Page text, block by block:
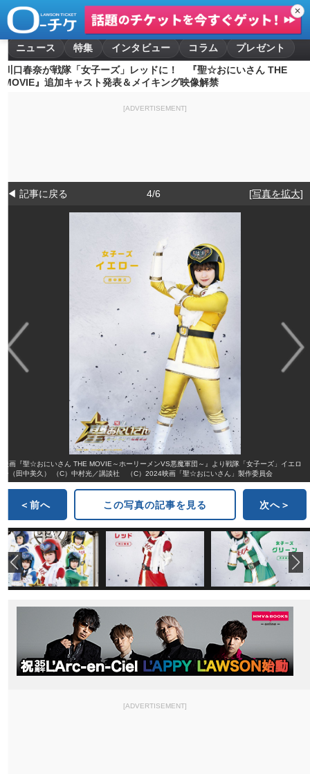
✕
ニュース 特集 インタビュー コラム
プレゼント
川口春奈が戦隊「女子ーズ」レッドに！ 『聖☆おにいさん THE
MOVIE』追加キャスト発表＆メイキング映像解禁
[ADVERTISEMENT]
◀ 記事に戻る 4/6 [写真を拡大]
映画『聖☆おにいさん THE MOVIE～ホーリーメンVS悪魔軍団～』より戦隊「女子ーズ」イエロ
ー（田中美久） （C）中村光／講談社 （C）2024映画「聖☆おにいさん」製作委員会
＜前へ この写真の記事を見る 次へ＞
[ADVERTISEMENT]